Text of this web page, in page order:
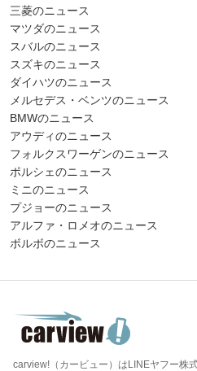
三菱のニュース
マツダのニュース
スバルのニュース
スズキのニュース
ダイハツのニュース
メルセデス・ベンツのニュース
BMWのニュース
アウディのニュース
フォルクスワーゲンのニュース
ポルシェのニュース
ミニのニュース
プジョーのニュース
アルファ・ロメオのニュース
ボルボのニュース
carview!（カービュー）はLINEヤフー株